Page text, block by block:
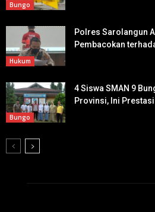
Bungo
Hukum
Polres Sarolangun
Pembacokan
Bungo
4 Siswa SMAN 9
Provinsi, Ini